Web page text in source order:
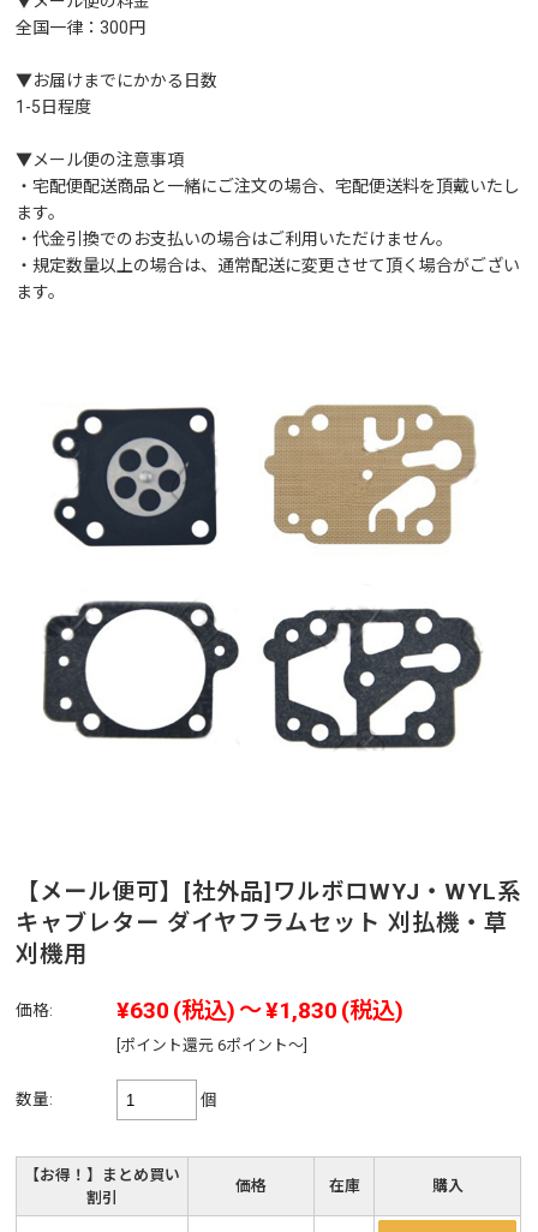
全国一律：300円
▼お届けまでにかかる日数
1-5日程度
▼メール便の注意事項
・宅配便配送商品と一緒にご注文の場合、宅配便送料を頂戴いたし
ます。
・代金引換でのお支払いの場合はご利用いただけません。
・規定数量以上の場合は、通常配送に変更させて頂く場合がござい
ます。
【メール便可】[社外品]ワルボロWYJ・WYL系
キャブレター ダイヤフラムセット 刈払機・草
刈機用
価格: ¥630 (税込) ～¥1,830 (税込)
[ポイント還元 6ポイント～]
数量: 個
【お得！】まとめ買い
割引
価格 在庫 購入